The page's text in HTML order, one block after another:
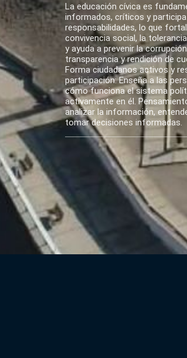
La educación cívica es
informados, críticos y
responsabilidades, lo que
convivencia social, la
y ayuda a prevenir la
transparencia y rendición de
Forma ciudadanos activos y
participación: Enseña a las
cómo funciona el sistema
activamente en él.
analizar la información,
tomar decisiones informadas.